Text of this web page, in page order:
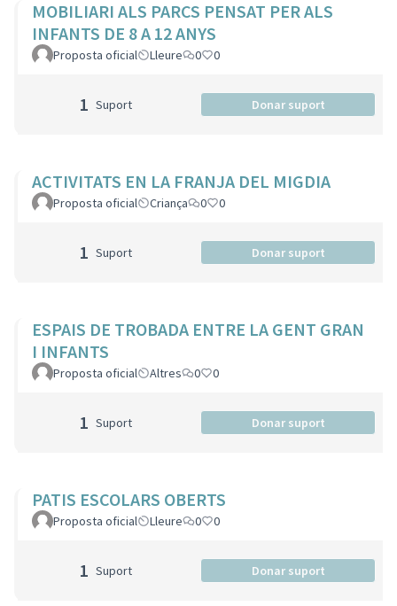
MOBILIARI ALS PARCS PENSAT PER ALS
INFANTS DE 8 A 12 ANYS
Proposta oficial Lleure 0 0
1 Suport Donar suport
ACTIVITATS EN LA FRANJA DEL MIGDIA
Proposta oficial Criança 0 0
1 Suport Donar suport
ESPAIS DE TROBADA ENTRE LA GENT GRAN
I INFANTS
Proposta oficial Altres 0 0
1 Suport Donar suport
PATIS ESCOLARS OBERTS
Proposta oficial Lleure 0 0
1 Suport Donar suport